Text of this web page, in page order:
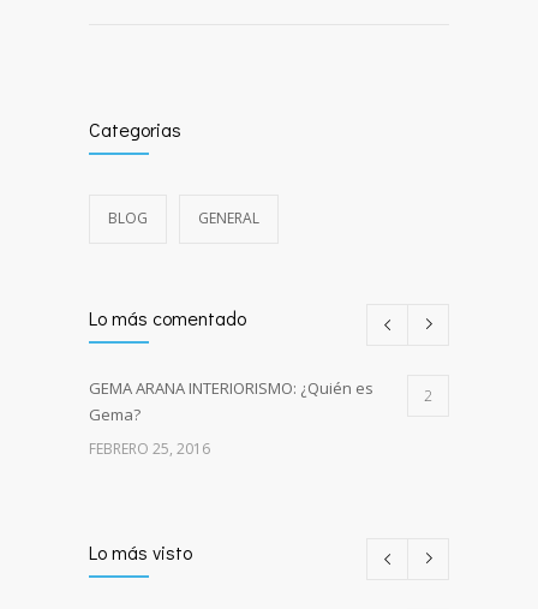
Categorias
BLOG GENERAL
Lo más comentado
GEMA ARANA INTERIORISMO: ¿Quién es
Gema?
2
FEBRERO 25, 2016
Lo más visto